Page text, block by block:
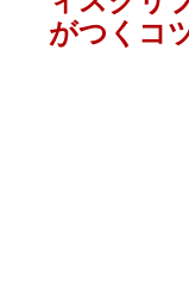
がつくコ